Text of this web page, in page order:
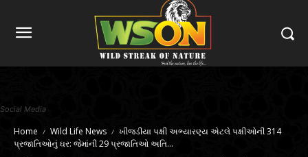
Social Media
Home Wild Life News
ખીજડીયા પક્ષી અભ્યારણ્ય એટલે પક્ષીઓની 314
પ્રજાતિઓનું ઘર: જેમાંની 29 પ્રજાતિઓ અતિ...